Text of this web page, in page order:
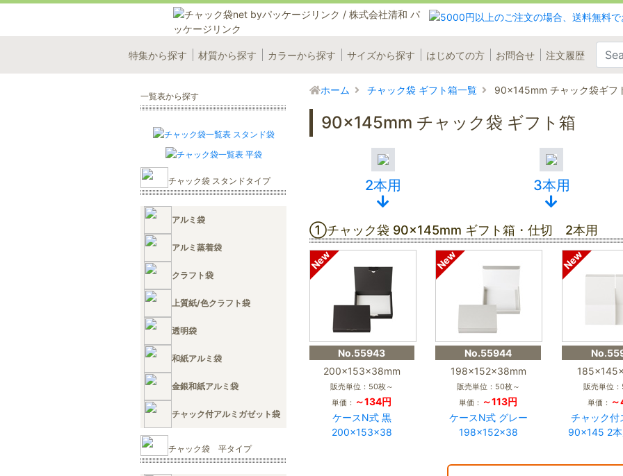
特集から探す 材質から探す カラーから探す サイズから探す はじめての方 お問合せ 注文履歴
一覧表から探す
チャック袋 スタンドタイプ
アルミ袋
アルミ蒸着袋
クラフト袋
上質紙/色クラフト袋
透明袋
和紙アルミ袋
金銀和紙アルミ袋
チャック付アルミガゼット袋
チャック袋 平タイプ
ホーム チャック袋 ギフト箱一覧 90×145mm チャック袋ギフ
90×145mm チャック袋 ギフト箱
2本用 3本用
①チャック袋 90×145mm ギフト箱・仕切 2本用
No.55943
200×153×38mm
販売単位：50枚～
単価： ～134円
ケースN式 黒
200×153×38
No.55944
198×152×38mm
販売単位：50枚～
単価： ～113円
ケースN式 グレー
198×152×38
販売単位
単価：
チャック付
90×145 2